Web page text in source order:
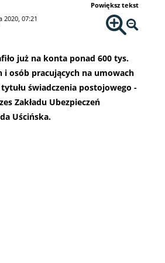
07:21
Powiększ tekst
już na konta ponad 600 tys.
osób pracujących na umowach
świadczenia postojowego -
Zakładu Ubezpieczeń
Uścińska.